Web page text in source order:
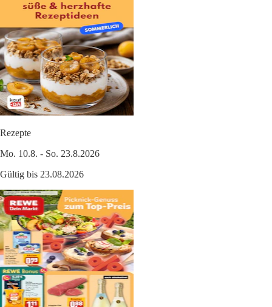
Rezepte
Mo. 10.8. - So. 23.8.2026
Gültig bis 23.08.2026